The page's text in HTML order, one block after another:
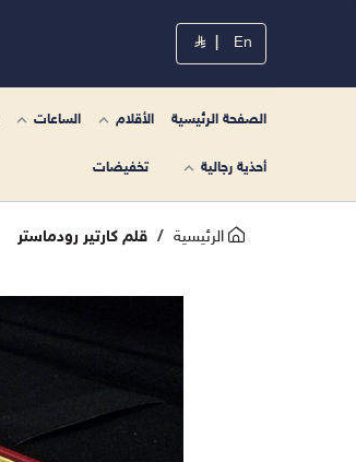
En
الصفحة الرئيسية الأقلام الساعات
أحذية رجالية تخفيضات
الرئيسية قلم كارتير رودماستر